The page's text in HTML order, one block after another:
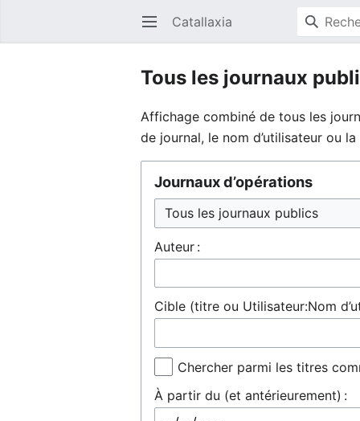
Ouvrir le menu principal Catallaxia
Tous les journaux
Affichage combiné de tous les
de journal, le nom d’utilisateur ou
Journaux d’opérations
Auteur :
Cible (titre ou Utilisateur:Nom
Chercher parmi les titres
À partir du (et antérieurement) :